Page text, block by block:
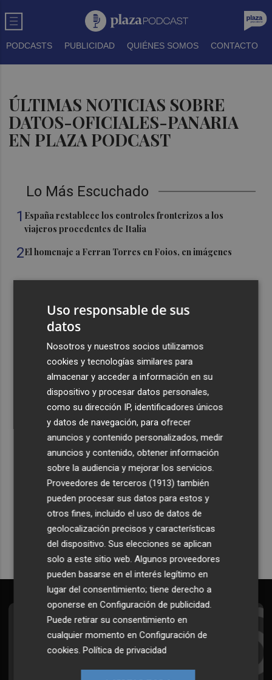
PODCASTS PUBLICIDAD QUIÉNES SOMOS CONTACTO
ÚLTIMAS NOTICIAS SOBRE
DATOS-OFICIALES-PANARIA
EN PLAZA PODCAST
Lo Más Escuchado
1 España restablece los controles fronterizos a los
viajeros procedentes de Italia
2El homenaje a Ferran Torres en Foios, en imágenes
Foios se vuelca con Ferran Torres
La serie murciana protagonizada por un conejo de
peluche malhablado y gamberro que triunfa en las
redes: así es 'Yván y Lolo'
Recibe toda la actualidad de
Plaza Podcast en tu correo
Quiero suscribirme
Suscríbete al Boletín
Todos los días a primera hora en tu email
Uso responsable de sus
datos
Nosotros y nuestros socios utilizamos
cookies y tecnologías similares para
almacenar y acceder a información en su
dispositivo y procesar datos personales,
como su dirección IP, identificadores únicos
y datos de navegación, para ofrecer
anuncios y contenido personalizados, medir
anuncios y contenido, obtener información
sobre la audiencia y mejorar los servicios.
Proveedores de terceros (1913) también
pueden procesar sus datos para estos y
otros fines, incluido el uso de datos de
geolocalización precisos y características
del dispositivo. Sus elecciones se aplican
solo a este sitio web. Algunos proveedores
pueden basarse en el interés legítimo en
lugar del consentimiento; tiene derecho a
oponerse enConfiguración de publicidad.
Puede retirar su consentimiento en
cualquier momento enConfiguración de
cookies.Política de privacidad